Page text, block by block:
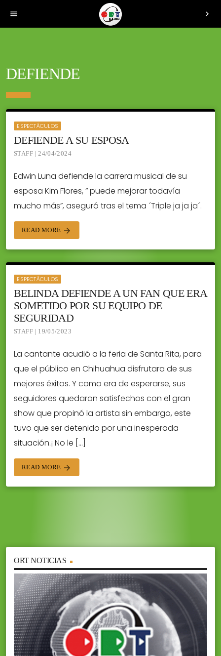
menu chevron_right
DEFIENDE
ESPECTÁCULOS
DEFIENDE A SU ESPOSA
STAFF | 24/04/2024
Edwin Luna defiende la carrera musical de su
esposa Kim Flores, ” puede mejorar todavía
mucho más”, aseguró tras el tema ´Triple ja ja ja´.
READ MORE arrow_forward
ESPECTÁCULOS
BELINDA DEFIENDE A UN FAN QUE ERA
SOMETIDO POR SU EQUIPO DE
SEGURIDAD
STAFF | 19/05/2023
La cantante acudió a la feria de Santa Rita, para
que el público en Chihuahua disfrutara de sus
mejores éxitos. Y como era de esperarse, sus
seguidores quedaron satisfechos con el gran
show que propinó la artista sin embargo, este
tuvo que ser detenido por una inesperada
situación.¡ No le […]
READ MORE arrow_forward
ORT NOTICIAS